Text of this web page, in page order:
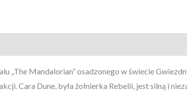
„The Mandalorian” osadzonego w świecie
Cara Dune, była żołnierka Rebelii, jest silną i